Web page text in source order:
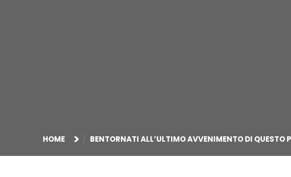
HOME BENTORNATI ALL’ULTIMO AVVENIMENTO DI